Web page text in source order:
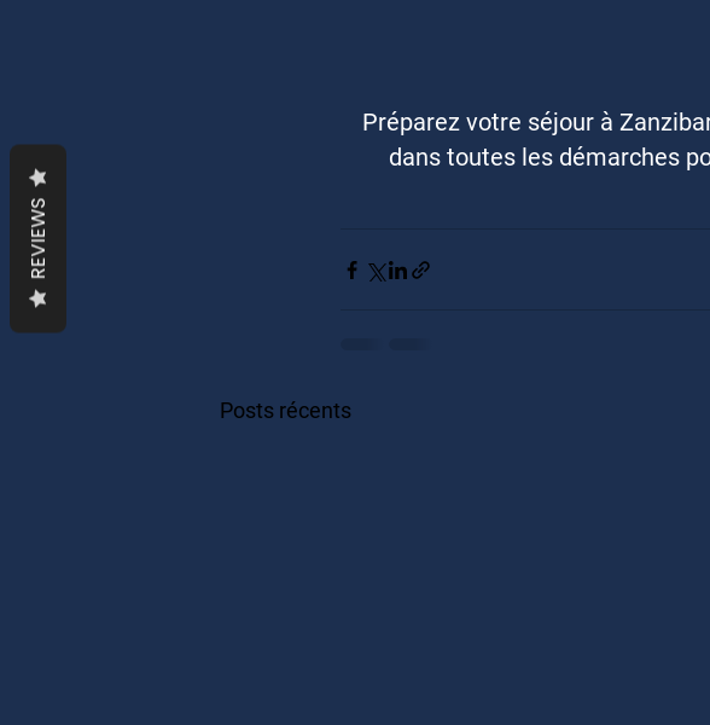
Préparez votre séjour à
dans toutes les démarches
Posts récents
REVIEWS